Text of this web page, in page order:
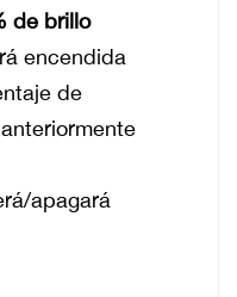
de brillo
encendida
de
apagará